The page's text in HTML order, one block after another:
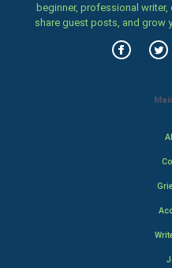
beginner, professional
share guest posts, and grow